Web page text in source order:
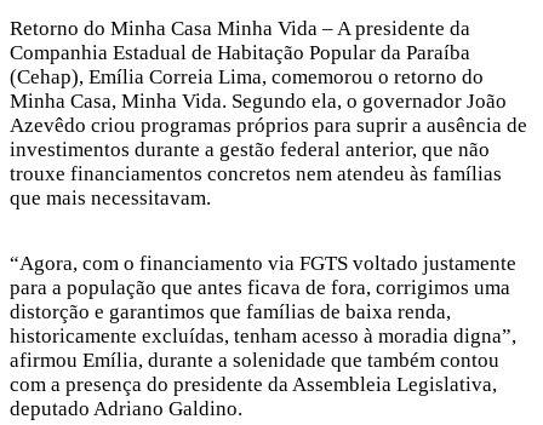
Retorno do Minha Casa Minha Vida – A presidente da
Companhia Estadual de Habitação Popular da Paraíba
(Cehap), Emília Correia Lima, comemorou o retorno do
Minha Casa, Minha Vida. Segundo ela, o governador João
Azevêdo criou programas próprios para suprir a ausência de
investimentos durante a gestão federal anterior, que não
trouxe financiamentos concretos nem atendeu às famílias
que mais necessitavam.
“Agora, com o financiamento via FGTS voltado justamente
para a população que antes ficava de fora, corrigimos uma
distorção e garantimos que famílias de baixa renda,
historicamente excluídas, tenham acesso à moradia digna”,
afirmou Emília, durante a solenidade que também contou
com a presença do presidente da Assembleia Legislativa,
deputado Adriano Galdino.